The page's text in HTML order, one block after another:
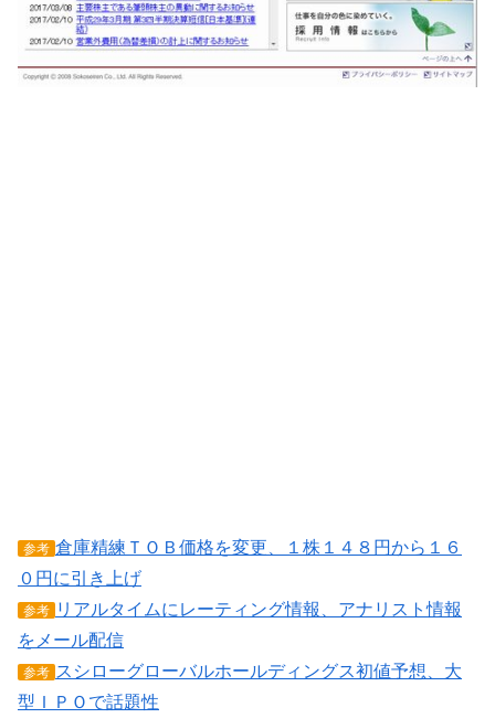
参考 倉庫精練ＴＯＢ価格を変更、１株１４８円から１６
０円に引き上げ
参考 リアルタイムにレーティング情報、アナリスト情報
をメール配信
参考 スシローグローバルホールディングス初値予想、大
型ＩＰＯで話題性